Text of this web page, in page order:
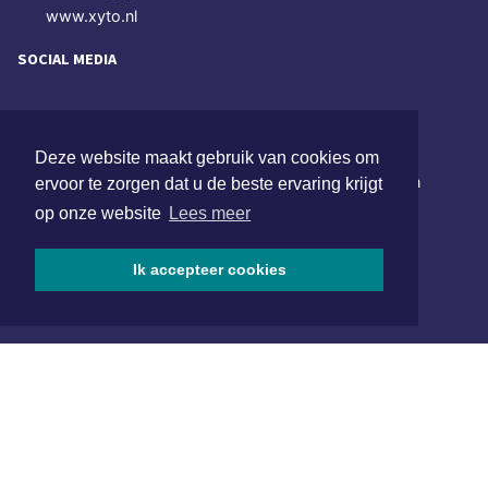
Deze website maakt gebruik van cookies om
ervoor te zorgen dat u de beste ervaring krijgt
op onze website Lees meer
Ik accepteer cookies
www.xyto.nl
SOCIAL MEDIA
Schrijf je in voor onze nieuwsbrief en krijg wekelijks een
samenvatting van alle gebeurtenissen uit jouw regio.
Aanmelden